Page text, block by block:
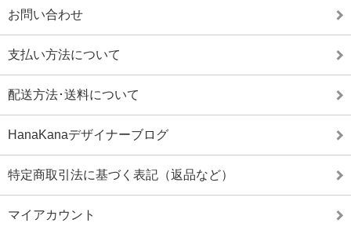
お問い合わせ
支払い方法について
配送方法･送料について
HanaKanaデザイナーブログ
特定商取引法に基づく表記（返品など）
マイアカウント